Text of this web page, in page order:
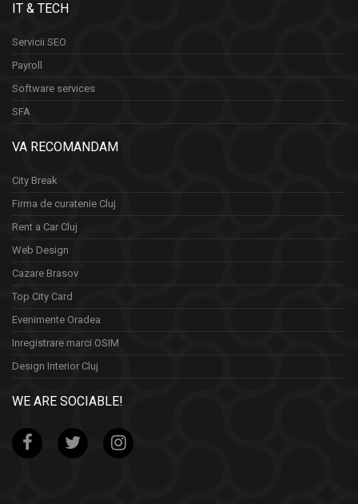
IT & TECH
Servicii SEO
Payroll
Software services
SFA
VA RECOMANDAM
City Break
Firma de curatenie Cluj
Rent a Car Cluj
Web Design
Cazare Brasov
Top City Card
Evenimente Oradea
Inregistrare marci OSIM
Design Interior Cluj
WE ARE SOCIABLE!